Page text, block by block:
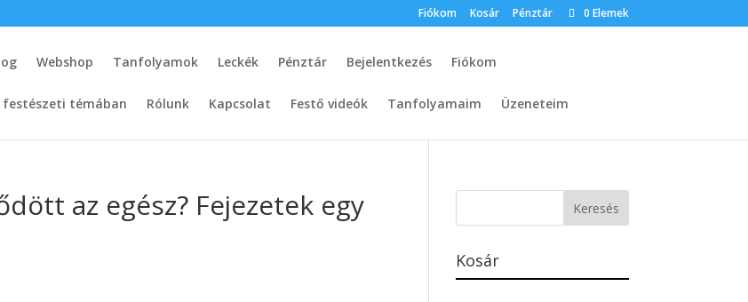
Fiókom Kosár Pénztár 0 Elemek
Webshop Tanfolyamok Leckék Pénztár Bejelentkezés Fiókom
festészeti témában Rólunk Kapcsolat Festő videók Tanfolyamaim Üzeneteim
az egész? Fejezetek egy
Kosár